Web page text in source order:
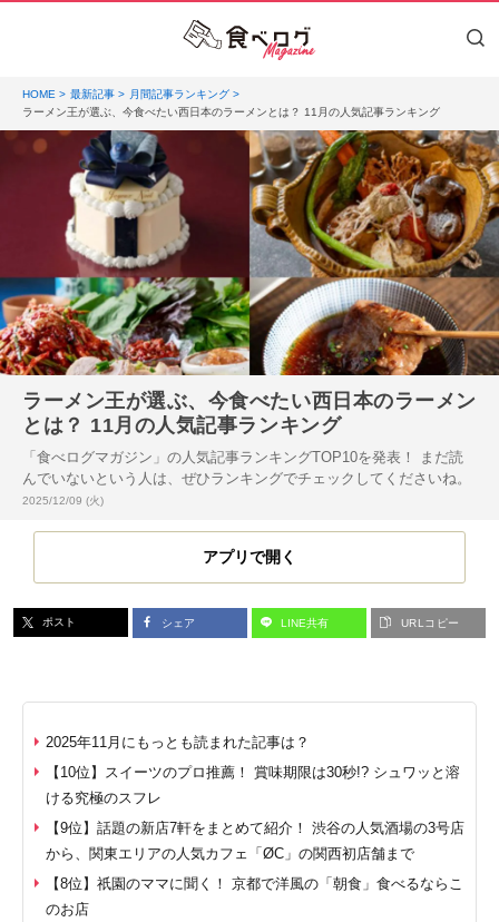
HOME 最新記事
月間記事ランキング
ラーメン王が選ぶ、今食べたい西日本のラーメンとは？ 11月の人気記事ランキング
ラーメン王が選ぶ、今食べたい西日本のラーメン
とは？ 11月の人気記事ランキング
「食べログマガジン」の人気記事ランキングTOP10を発表！ まだ読
んでいないという人は、ぜひランキングでチェックしてくださいね。
投稿日:
2025/12/09 (火)
アプリで開く
ポスト シェア LINE共有 URLコピー
2025年11月にもっとも読まれた記事は？
【10位】スイーツのプロ推薦！ 賞味期限は30秒!? シュワッと溶
ける究極のスフレ
【9位】話題の新店7軒をまとめて紹介！ 渋谷の人気酒場の3号店
から、関東エリアの人気カフェ「ØC」の関西初店舗まで
【8位】祇園のママに聞く！ 京都で洋風の「朝食」食べるならこ
のお店